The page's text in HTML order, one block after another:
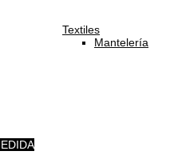
Textiles
Mantelería